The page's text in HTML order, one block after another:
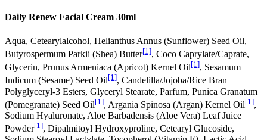
Daily Renew Facial Cream 30ml
Aqua, Cetearylalcohol, Helianthus Annus (Sunflower) Seed Oil,
Butyrospermum Parkii (Shea) Butter[1], Coco Caprylate/Caprate,
Glycerin, Prunus Armeniaca (Apricot) Kernel Oil[1], Sesamum
Indicum (Sesame) Seed Oil[1], Candelilla/Jojoba/Rice Bran
Polyglyceryl-3 Esters, Glyceryl Stearate, Parfum, Punica Granatum
(Pomegranate) Seed Oil[1], Argania Spinosa (Argan) Kernel Oil[1],
Sodium Hyaluronate, Aloe Barbadensis (Aloe Vera) Leaf Juice
Powder[1], Dipalmitoyl Hydroxyproline, Cetearyl Glucoside,